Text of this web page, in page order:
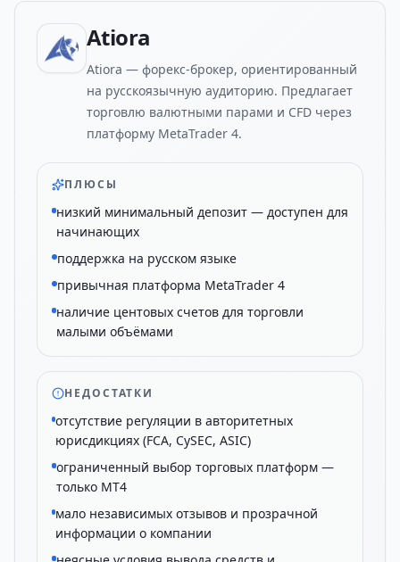
Atiora
Atiora — форекс-брокер, ориентированный
на русскоязычную аудиторию. Предлагает
торговлю валютными парами и CFD через
платформу MetaTrader 4.
ПЛЮСЫ
низкий минимальный депозит — доступен для
начинающих
поддержка на русском языке
привычная платформа MetaTrader 4
наличие центовых счетов для торговли
малыми объёмами
НЕДОСТАТКИ
отсутствие регуляции в авторитетных
юрисдикциях (FCA, CySEC, ASIC)
ограниченный выбор торговых платформ —
только MT4
мало независимых отзывов и прозрачной
информации о компании